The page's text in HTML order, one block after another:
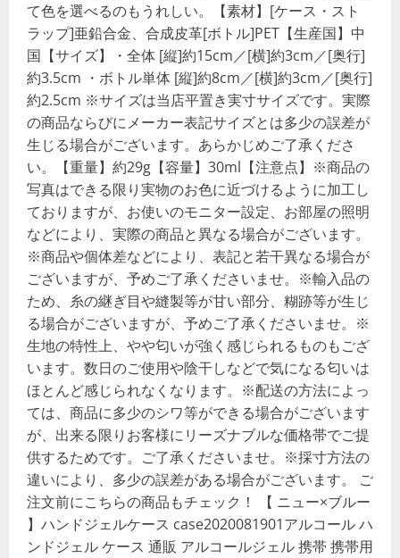
て色を選べるのもうれしい。【素材】[ケース・スト
ラップ]亜鉛合金、合成皮革[ボトル]PET【生産国】中
国【サイズ】・全体 [縦]約15cm／[横]約3cm／[奥行]
約3.5cm ・ボトル単体 [縦]約8cm／[横]約3cm／[奥行]
約2.5cm ※サイズは当店平置き実寸サイズです。実際
の商品ならびにメーカー表記サイズとは多少の誤差が
生じる場合がございます。あらかじめご了承くださ
い。【重量】約29g【容量】30ml【注意点】※商品の
写真はできる限り実物のお色に近づけるように加工し
ておりますが、お使いのモニター設定、お部屋の照明
などにより、実際の商品と異なる場合がございます。
※商品や個体差などにより、表記と若干異なる場合が
ございますが、予めご了承くださいませ。※輸入品の
ため、糸の継ぎ目や縫製等が甘い部分、糊跡等が生じ
る場合がございますが、予めご了承くださいませ。※
生地の特性上、やや匂いが強く感じられるものもござ
います。数日のご使用や陰干しなどで気になる匂いは
ほとんど感じられなくなります。※配送の方法によっ
ては、商品に多少のシワ等ができる場合がございます
が、出来る限りお客様にリーズナブルな価格帯でご提
供するためです。ご了承くださいませ。※採寸方法の
違いにより、多少の誤差がある場合がございます。 ご
注文前にこちらの商品もチェック！ 【 ニュー×ブルー
】ハンドジェルケース case2020081901アルコール ハ
ンドジェル ケース 通販 アルコールジェル 携帯 携帯用